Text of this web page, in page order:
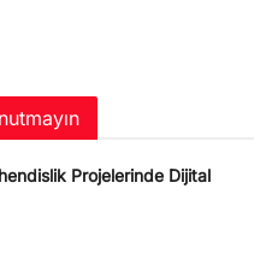
Projelerinde Dijital